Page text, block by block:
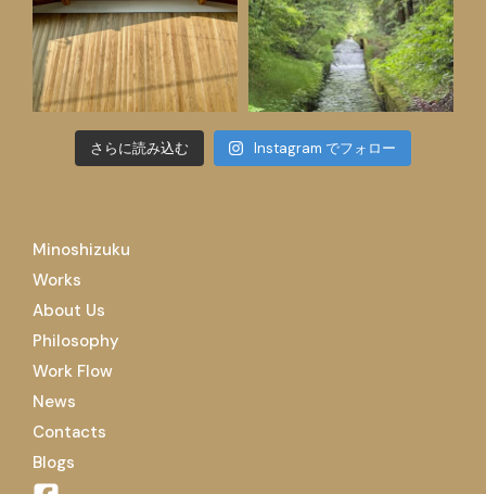
さらに読み込む Instagram でフォロー
Minoshizuku
Works
About Us
Philosophy
Work Flow
News
Contacts
Blogs